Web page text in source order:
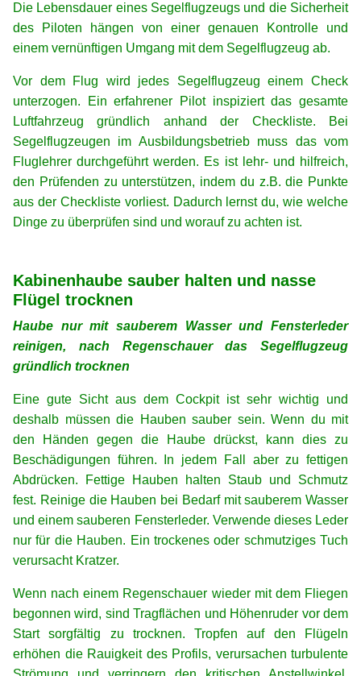
Die Lebensdauer eines Segelflugzeugs und die Sicherheit
des Piloten hängen von einer genauen Kontrolle und
einem vernünftigen Umgang mit dem Segelflugzeug ab.
Vor dem Flug wird jedes Segelflugzeug einem Check
unterzogen. Ein erfahrener Pilot inspiziert das gesamte
Luftfahrzeug gründlich anhand der Checkliste. Bei
Segelflugzeugen im Ausbildungsbetrieb muss das vom
Fluglehrer durchgeführt werden. Es ist lehr- und hilfreich,
den Prüfenden zu unterstützen, indem du z.B. die Punkte
aus der Checkliste vorliest. Dadurch lernst du, wie welche
Dinge zu überprüfen sind und worauf zu achten ist.
Kabinenhaube sauber halten und nasse
Flügel trocknen
Haube nur mit sauberem Wasser und Fensterleder
reinigen, nach Regenschauer das Segelflugzeug
gründlich trocknen
Eine gute Sicht aus dem Cockpit ist sehr wichtig und
deshalb müssen die Hauben sauber sein. Wenn du mit
den Händen gegen die Haube drückst, kann dies zu
Beschädigungen führen. In jedem Fall aber zu fettigen
Abdrücken. Fettige Hauben halten Staub und Schmutz
fest. Reinige die Hauben bei Bedarf mit sauberem Wasser
und einem sauberen Fensterleder. Verwende dieses Leder
nur für die Hauben. Ein trockenes oder schmutziges Tuch
verursacht Kratzer.
Wenn nach einem Regenschauer wieder mit dem Fliegen
begonnen wird, sind Tragflächen und Höhenruder vor dem
Start sorgfältig zu trocknen. Tropfen auf den Flügeln
erhöhen die Rauigkeit des Profils, verursachen turbulente